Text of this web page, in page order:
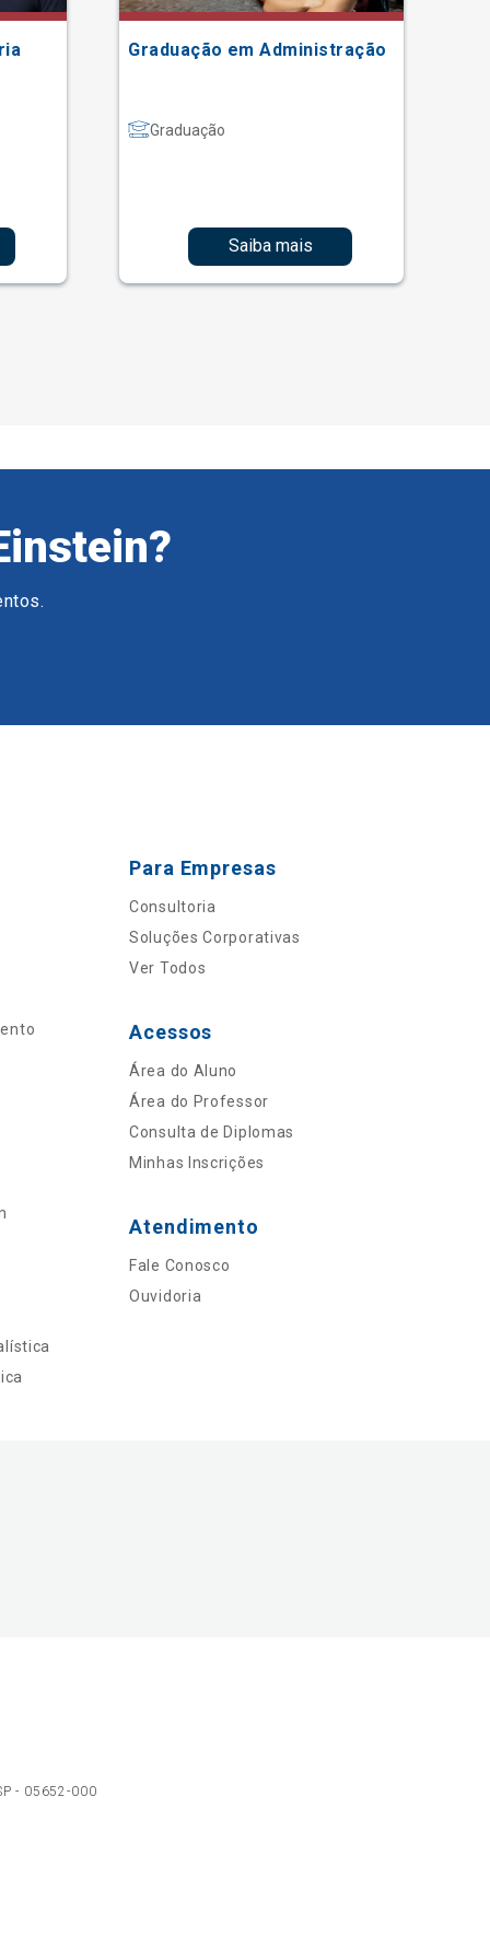
Graduação em Administração
Graduação
Saiba mais
Para Empresas
Consultoria
Soluções Corporativas
Ver Todos
Acessos
Área do Aluno
Área do Professor
Consulta de Diplomas
Minhas Inscrições
Atendimento
Fale Conosco
Ouvidoria
- 05652-000